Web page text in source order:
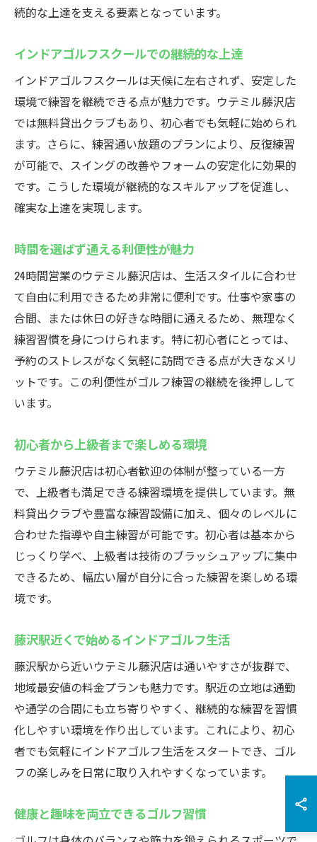
続的な上達を支える要素となっています。
インドアゴルフスクールでの継続的な上達
インドアゴルフスクールは天候に左右されず、安定した
環境で練習を継続できる点が魅力です。ウテミル藤沢店
では無料貸出クラブもあり、初心者でも気軽に始められ
ます。さらに、練習通い放題のプランにより、反復練習
が可能で、スイングの改善やフォームの安定化に効果的
です。こうした環境が継続的なスキルアップを促進し、
確実な上達を実現します。
時間を選ばず通える利便性が魅力
24時間営業のウテミル藤沢店は、生活スタイルに合わせ
て自由に利用できるため非常に便利です。仕事や家事の
合間、または休日の好きな時間に通えるため、無理なく
練習習慣を身につけられます。特に初心者にとっては、
予約のストレスがなく気軽に訪問できる点が大きなメリ
ットです。この利便性がゴルフ練習の継続を後押しして
います。
初心者から上級者まで楽しめる環境
ウテミル藤沢店は初心者歓迎の体制が整っている一方
で、上級者も満足できる練習環境を提供しています。無
料貸出クラブや豊富な練習設備に加え、個々のレベルに
合わせた指導や自主練習が可能です。初心者は基本から
じっくり学べ、上級者は技術のブラッシュアップに集中
できるため、幅広い層が自分に合った練習を楽しめる環
境です。
藤沢駅近くで始めるインドアゴルフ生活
藤沢駅から近いウテミル藤沢店は通いやすさが抜群で、
地域最安値の料金プランも魅力です。駅近の立地は通勤
や通学の合間にも立ち寄りやすく、継続的な練習を習慣
化しやすい環境を作り出しています。これにより、初心
者でも気軽にインドアゴルフ生活をスタートでき、ゴル
フの楽しみを日常に取り入れやすくなっています。
健康と趣味を両立できるゴルフ習慣